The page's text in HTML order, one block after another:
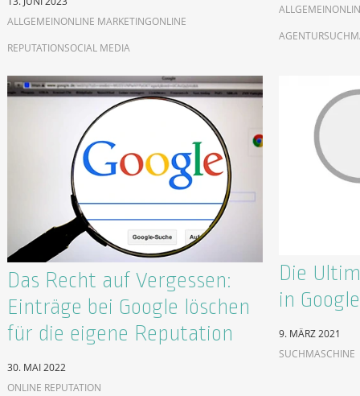
ALLGEMEINONLINE MARKETINGONLINE
REPUTATIONSOCIAL MEDIA
ALLGEMEIN
AGENTUR
Das Recht auf Vergessen:
Einträge bei Google löschen
für die eigene Reputation
30. MAI 2022
ONLINE REPUTATION
Die
in
9. MÄRZ 2021
SUCHMASCHINE